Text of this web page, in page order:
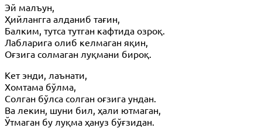
Эй малъун,
Ҳийлангга алданиб тағин,
Балким, тутса тутган кафтида озроқ.
Лабларига олиб келмаган яқин,
Оғзига солмаган луқмани бироқ.
Кет энди, лаънати,
Хомтама бўлма,
Солган бўлса солган оғзига ундан.
Ва лекин, шуни бил, ҳали ютмаган,
Ўтмаган бу луқма ҳануз бўғзидан.